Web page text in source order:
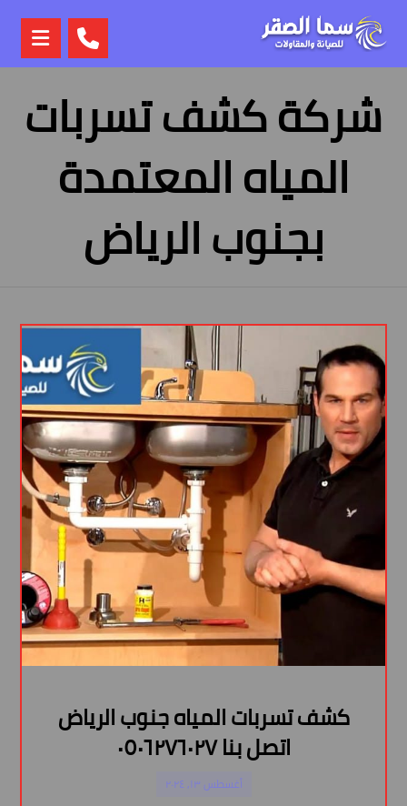
شركة كشف تسربات
المياه المعتمدة
بجنوب الرياض
كشف تسربات المياه جنوب الرياض
اتصل بنا ٠٥٠٦٢٧٦٠٢٧
أغسطس ١٣, ٢٠٢٤